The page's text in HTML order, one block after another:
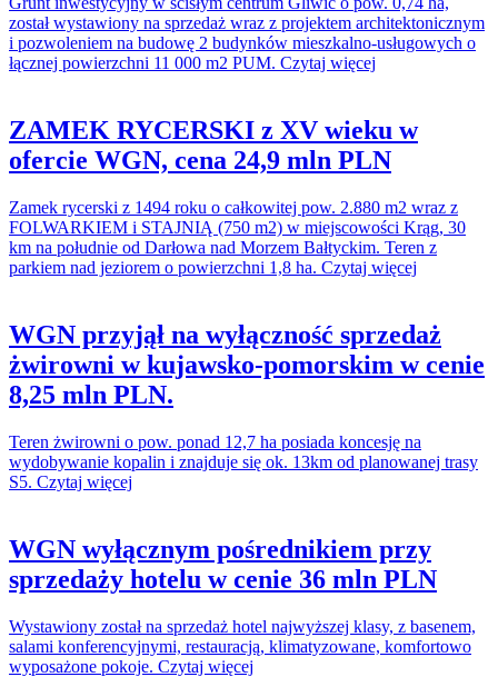
został wystawiony na sprzedaż wraz z projektem architektonicznym
i pozwoleniem na budowę 2 budynków mieszkalno-usługowych o
łącznej powierzchni 11 000 m2 PUM. Czytaj więcej
ZAMEK RYCERSKI z XV wieku w
ofercie WGN, cena 24,9 mln PLN
Zamek rycerski z 1494 roku o całkowitej pow. 2.880 m2 wraz z
FOLWARKIEM i STAJNIĄ (750 m2) w miejscowości Krąg, 30
km na południe od Darłowa nad Morzem Bałtyckim. Teren z
parkiem nad jeziorem o powierzchni 1,8 ha. Czytaj więcej
WGN przyjął na wyłączność sprzedaż
żwirowni w kujawsko-pomorskim w cenie
8,25 mln PLN.
Teren żwirowni o pow. ponad 12,7 ha posiada koncesję na
wydobywanie kopalin i znajduje się ok. 13km od planowanej trasy
S5. Czytaj więcej
WGN wyłącznym pośrednikiem przy
sprzedaży hotelu w cenie 36 mln PLN
Wystawiony został na sprzedaż hotel najwyższej klasy, z basenem,
salami konferencyjnymi, restauracją, klimatyzowane, komfortowo
wyposażone pokoje. Czytaj więcej